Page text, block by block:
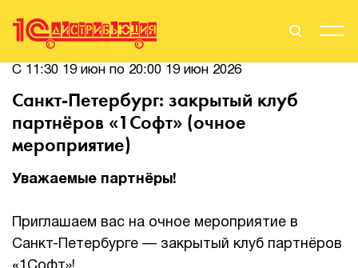
Поиск
Стать Партнером
Вендоры
С 11:30 19 июн по 20:00 19 июн 2026
Санкт-Петербург: закрытый клуб
партнёров «1Софт» (очное
мероприятие)
Уважаемые партнёры!
Приглашаем вас на очное мероприятие в
Санкт-Петербурге — закрытый клуб партнёров